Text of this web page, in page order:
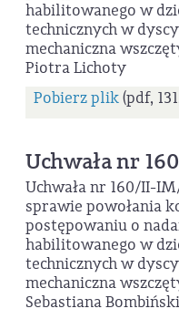
habilitowanego w
technicznych w
mechaniczna
Piotra Lichoty
Pobierz plik(pdf,
Uchwała nr
Uchwała nr 160/II-
sprawie powołania
postępowaniu o
habilitowanego w
technicznych w
mechaniczna
Sebastiana